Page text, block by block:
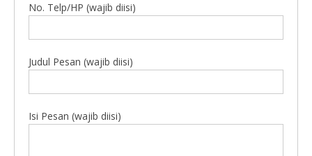
No. Telp/HP (wajib diisi)
Judul Pesan (wajib diisi)
Isi Pesan (wajib diisi)